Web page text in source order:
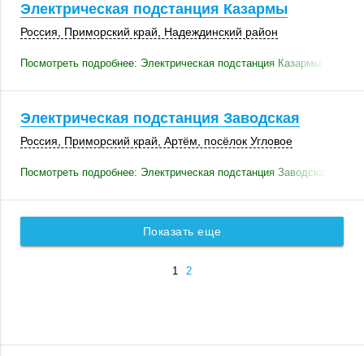
Электрическая подстанция Казармы
Россия Приморский край Надеждинский район
Посмотреть подробнее: Электрическая подстанция Казармы
Электрическая подстанция Заводская
Россия Приморский край Артём посёлок Угловое
Посмотреть подробнее: Электрическая подстанция Заводская
Показать еще
1 2